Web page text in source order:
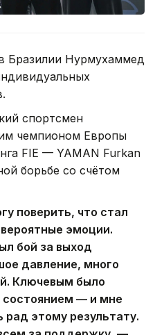
Бразилии Нурмухаммед
спортсмен
чемпионом Европы
FIE — YAMAN Furkan
борьбе со счётом
поверить, что стал
эмоции.
бой за выход
давление, много
Ключевым было
состоянием — и мне
рад этому результату.